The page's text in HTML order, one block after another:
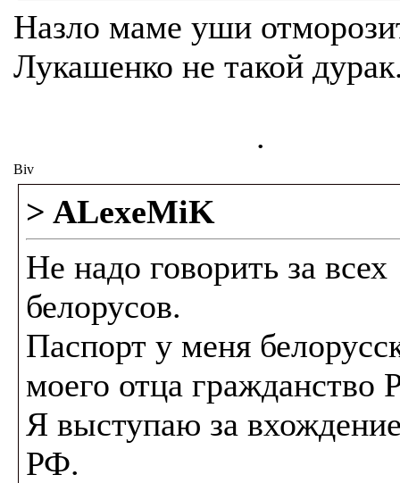
Назло маме уши
Лукашенко не такой
.
Biv
> ALexeMiK
Не надо говорить за всех
белорусов.
Паспорт у меня
моего отца гражданство
Я выступаю за
РФ.